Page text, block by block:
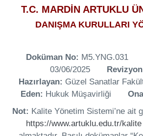
T.C. MARDİN ARTUKLU
DANIŞMA KURULLARI
Doküman No: M5.YNG.031
03/06/2025
Hazırlayan: Güzel Sanatlar
Eden: Hukuk Müşavirliği
Not: Kalite Yönetim Sistemi’ne ait
https://www.artuklu.edu.tr/kalite